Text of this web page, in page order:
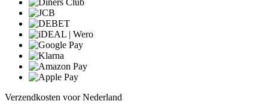
Verzendkosten voor Nederland